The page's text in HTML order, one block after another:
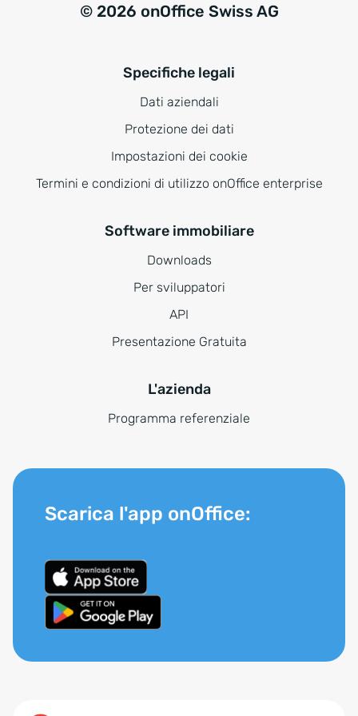
© 2026 onOffice Swiss AG
Specifiche legali
Dati aziendali
Protezione dei dati
Impostazioni dei cookie
Termini e condizioni di utilizzo onOffice enterprise
Software immobiliare
Downloads
Per sviluppatori
API
Presentazione Gratuita
L'azienda
Programma referenziale
Scarica l'app onOffice: